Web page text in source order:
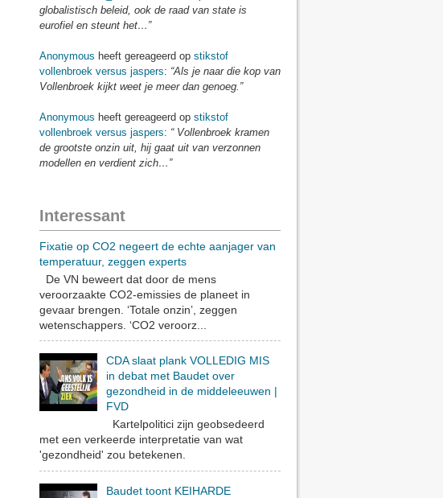
globalistisch beleid, ook de raad van state is
eurofiel en steunt het…”
Anonymous heeft gereageerd op stikstof
vollenbroek versus jaspers: “Als je naar die kop van
Vollenbroek kijkt weet je meer dan genoeg.”
Anonymous heeft gereageerd op stikstof
vollenbroek versus jaspers: “ Vollenbroek kramen
de grootste onzin uit, hij gaat uit van verzonnen
modellen en verdient zich…”
Interessant
Fixatie op CO2 negeert de echte aanjager van
temperatuur, zeggen experts
De VN beweert dat door de mens
veroorzaakte CO2-emissies de planeet in
gevaar brengen. ‘Totale onzin’, zeggen
wetenschappers. ‘CO2 veroorz...
CDA slaat plank VOLLEDIG MIS
in debat met Baudet over
gezondheid in de middeleeuwen |
FVD
Kartelpolitici zijn geobsedeerd
met een verkeerde interpretatie van wat
'gezondheid' zou betekenen.
Baudet toont KEIHARDE